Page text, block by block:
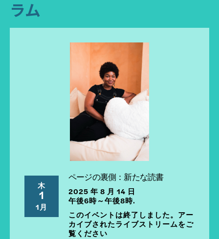
ラム
木
1
1月
ページの裏側：新たな読書
2025 年 8 月 14 日
午後6時～午後8時.
このイベントは終了しました。アー
カイブされたライブストリームをご
覧ください